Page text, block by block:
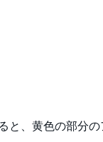
と、黄色の部分